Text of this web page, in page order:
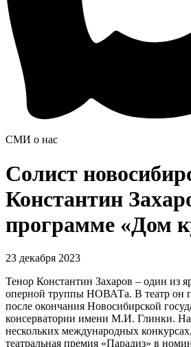
СМИ о нас
Солист
Константин
программе «Дом
23 декабря 2023
Тенор Константин Захаров – один из
оперной труппы НОВАТа. В театр он
после окончания Новосибирской
консерватории имени М.И. Глинки. На
нескольких международных
театральная премия «Парадиз» в